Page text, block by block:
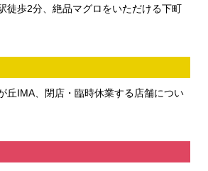
徒歩2分、絶品マグロをいただける下町
丘IMA、閉店・臨時休業する店舗につい